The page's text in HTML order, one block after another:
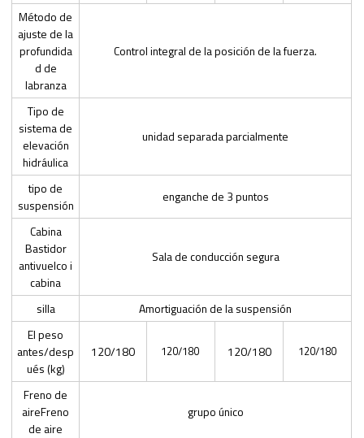
Método de
ajuste de la
profundida
d de
labranza
Control integral de la posición de la fuerza.
Tipo de
sistema de
elevación
hidráulica
unidad separada parcialmente
tipo de
suspensión
enganche de 3 puntos
Cabina
Bastidor
antivuelco i
cabina
Sala de conducción segura
silla
Amortiguación de la suspensión
El peso
antes/desp
ués (kg)
120/180 120/180 120/180 120/180
Freno de
aireFreno
de aire
grupo único